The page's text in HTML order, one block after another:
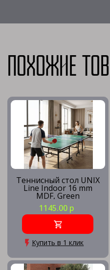
Похожие
Теннисный стол UNIX
Line Indoor 16 mm
MDF, Green
1145.00 р
Купить в 1 клик